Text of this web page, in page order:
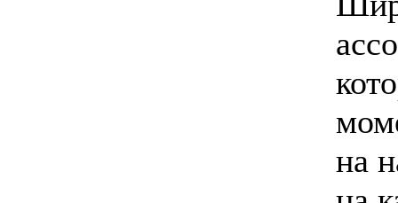
на